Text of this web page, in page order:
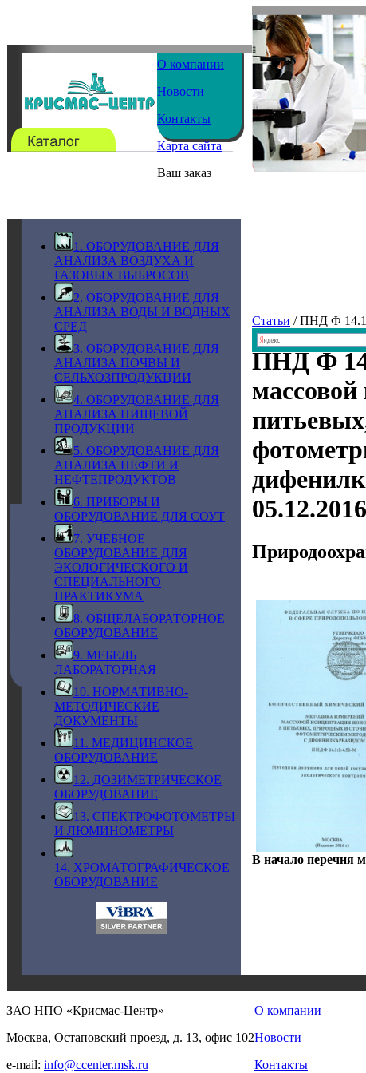
О компании
Новости
Контакты
Карта сайта
Ваш заказ
1. ОБОРУДОВАНИЕ ДЛЯ
АНАЛИЗА ВОЗДУХА И
ГАЗОВЫХ ВЫБРОСОВ
2. ОБОРУДОВАНИЕ ДЛЯ
АНАЛИЗА ВОДЫ И ВОДНЫХ
СРЕД
3. ОБОРУДОВАНИЕ ДЛЯ
АНАЛИЗА ПОЧВЫ И
СЕЛЬХОЗПРОДУКЦИИ
4. ОБОРУДОВАНИЕ ДЛЯ
АНАЛИЗА ПИЩЕВОЙ
ПРОДУКЦИИ
5. ОБОРУДОВАНИЕ ДЛЯ
АНАЛИЗА НЕФТИ И
НЕФТЕПРОДУКТОВ
6. ПРИБОРЫ И
ОБОРУДОВАНИЕ ДЛЯ СОУТ
7. УЧЕБНОЕ
ОБОРУДОВАНИЕ ДЛЯ
ЭКОЛОГИЧЕСКОГО И
СПЕЦИАЛЬНОГО
ПРАКТИКУМА
8. ОБЩЕЛАБОРАТОРНОЕ
ОБОРУДОВАНИЕ
9. МЕБЕЛЬ
ЛАБОРАТОРНАЯ
10. НОРМАТИВНО-
МЕТОДИЧЕСКИЕ
ДОКУМЕНТЫ
11. МЕДИЦИНСКОЕ
ОБОРУДОВАНИЕ
12. ДОЗИМЕТРИЧЕСКОЕ
ОБОРУДОВАНИЕ
13. СПЕКТРОФОТОМЕТРЫ
И ЛЮМИНОМЕТРЫ
14. ХРОМАТОГРАФИЧЕСКОЕ
ОБОРУДОВАНИЕ
Статьи / ПНД Ф
ПНД Ф
В начало перечня
ЗАО НПО «Крисмас-Центр»
Москва, Остаповский проезд, д. 13, офис 102
e-mail: info@ccenter.msk.ru
О компании
Новости
Контакты